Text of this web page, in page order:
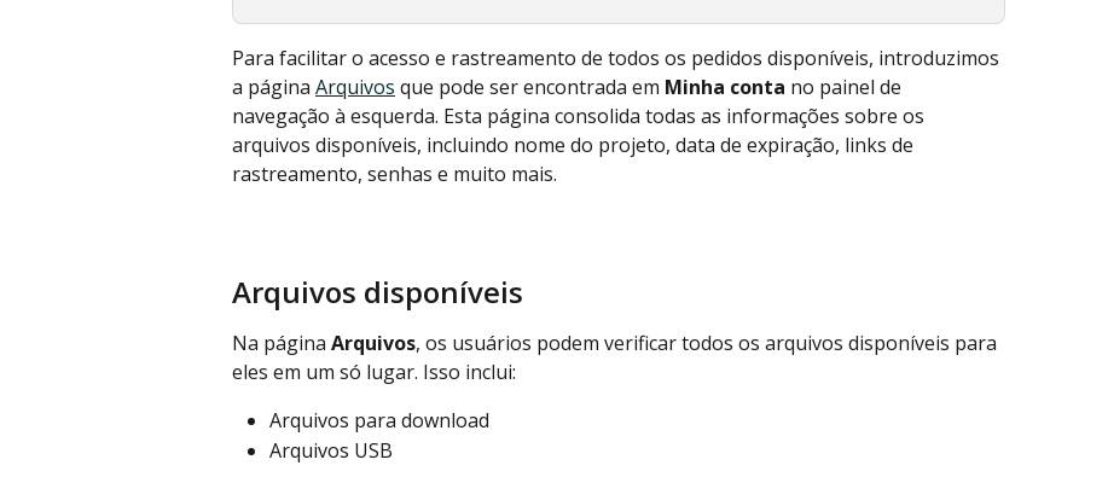
Para facilitar o acesso e rastreamento de todos os pedidos disponíveis, introduzimos
a página Arquivos que pode ser encontrada em Minha conta no painel de
navegação à esquerda. Esta página consolida todas as informações sobre os
arquivos disponíveis, incluindo nome do projeto, data de expiração, links de
rastreamento, senhas e muito mais.
Arquivos disponíveis
Na página Arquivos, os usuários podem verificar todos os arquivos disponíveis para
eles em um só lugar. Isso inclui:
Arquivos para download
Arquivos USB